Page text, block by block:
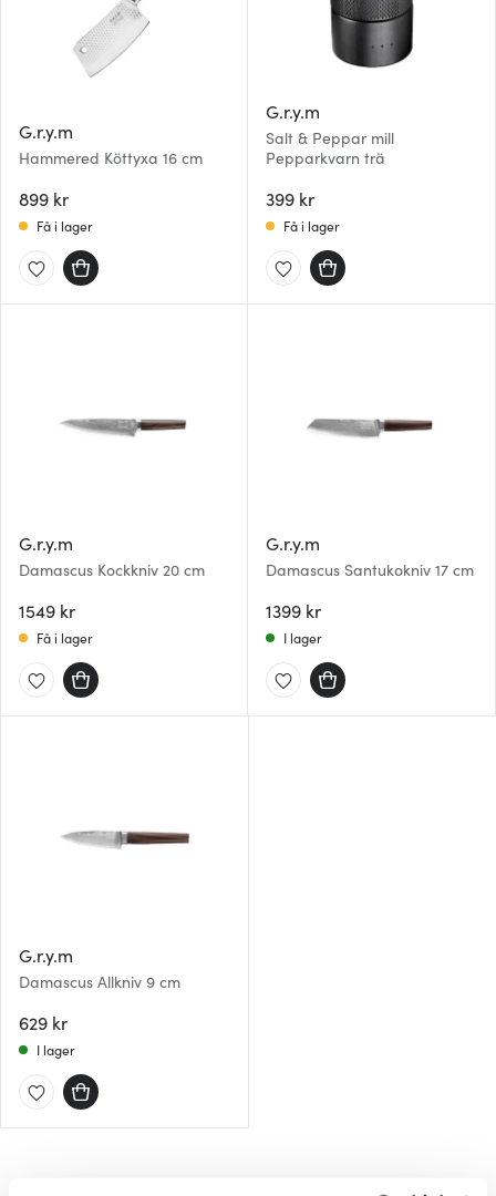
G.r.y.m
Hammered Köttyxa 16 cm
899 kr
Få i lager
G.r.y.m
Salt & Peppar mill
Pepparkvarn trä
399 kr
Få i lager
G.r.y.m
Damascus Kockkniv 20 cm
1549 kr
Få i lager
G.r.y.m
Damascus Santukokniv 17 cm
1399 kr
I lager
G.r.y.m
Damascus Allkniv 9 cm
629 kr
I lager